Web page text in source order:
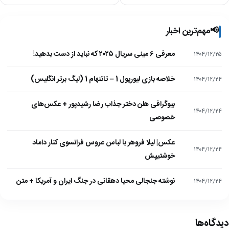
📢مهم‌ترین اخبار
۱۴۰۴/۱۲/۲۵ معرفی ۶ مینی سریال ۲۰۲۵ که نباید از دست بدهید!
۱۴۰۴/۱۲/۲۴ خلاصه بازی لیورپول 1 – تاتنهام 1 (لیگ برتر انگلیس)
۱۴۰۴/۱۲/۲۴
بیوگرافی هلن دختر جذاب رضا رشیدپور + عکس‌های
خصوصی
۱۴۰۴/۱۲/۲۴
عکس| لیلا فروهر با لباس عروس فرانسوی کنار داماد
خوشتیپش
۱۴۰۴/۱۲/۲۴ نوشته جنجالی محیا دهقانی در جنگ ایران و آمریکا + متن
دیدگاه‌ها